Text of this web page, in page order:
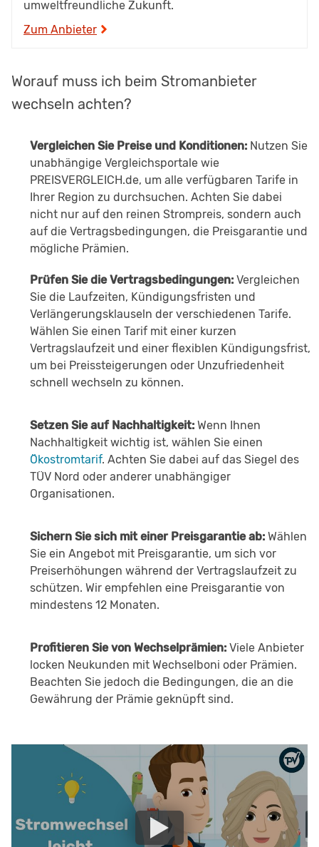
umweltfreundliche Zukunft.
Zum Anbieter
Worauf muss ich beim Stromanbieter
wechseln achten?
Vergleichen Sie Preise und Konditionen: Nutzen Sie
unabhängige Vergleichsportale wie
PREISVERGLEICH.de, um alle verfügbaren Tarife in
Ihrer Region zu durchsuchen. Achten Sie dabei
nicht nur auf den reinen Strompreis, sondern auch
auf die Vertragsbedingungen, die Preisgarantie und
mögliche Prämien.
Prüfen Sie die Vertragsbedingungen: Vergleichen
Sie die Laufzeiten, Kündigungsfristen und
Verlängerungsklauseln der verschiedenen Tarife.
Wählen Sie einen Tarif mit einer kurzen
Vertragslaufzeit und einer flexiblen Kündigungsfrist,
um bei Preissteigerungen oder Unzufriedenheit
schnell wechseln zu können.
Setzen Sie auf Nachhaltigkeit: Wenn Ihnen
Nachhaltigkeit wichtig ist, wählen Sie einen
Ökostromtarif. Achten Sie dabei auf das Siegel des
TÜV Nord oder anderer unabhängiger
Organisationen.
Sichern Sie sich mit einer Preisgarantie ab: Wählen
Sie ein Angebot mit Preisgarantie, um sich vor
Preiserhöhungen während der Vertragslaufzeit zu
schützen. Wir empfehlen eine Preisgarantie von
mindestens 12 Monaten.
Profitieren Sie von Wechselprämien: Viele Anbieter
locken Neukunden mit Wechselboni oder Prämien.
Beachten Sie jedoch die Bedingungen, die an die
Gewährung der Prämie geknüpft sind.